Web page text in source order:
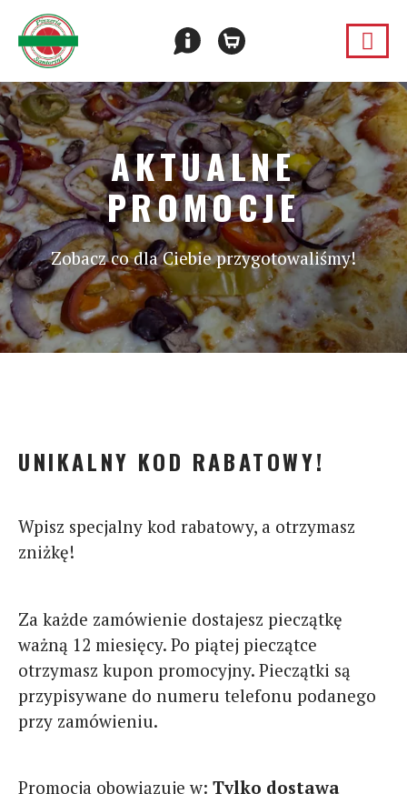
AKTUALNE
PROMOCJE
Zobacz co dla Ciebie przygotowaliśmy!
UNIKALNY KOD RABATOWY!
Wpisz specjalny kod rabatowy, a otrzymasz
zniżkę!
Za każde zamówienie dostajesz pieczątkę
ważną 12 miesięcy. Po piątej pieczątce
otrzymasz kupon promocyjny. Pieczątki są
przypisywane do numeru telefonu podanego
przy zamówieniu.
Promocja obowiązuje w: Tylko dostawa